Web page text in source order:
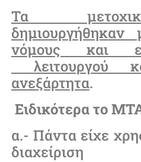
Τα
δημιουργήθηκαν
νόμους και
λειτουργού
ανεξάρτητα.
Ειδικότερα το
α.- Πάντα είχε
διαχείριση